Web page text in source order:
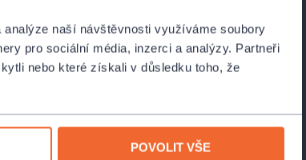
naší návštěvnosti využíváme soubory
pro sociální média, inzerci a analýzy. Partneři
nebo které získali v důsledku toho, že
POVOLIT VŠE